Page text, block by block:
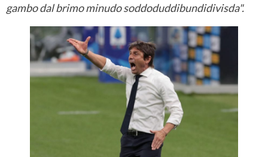
gambo dal brimo minudo soddoduddibundidivisda".